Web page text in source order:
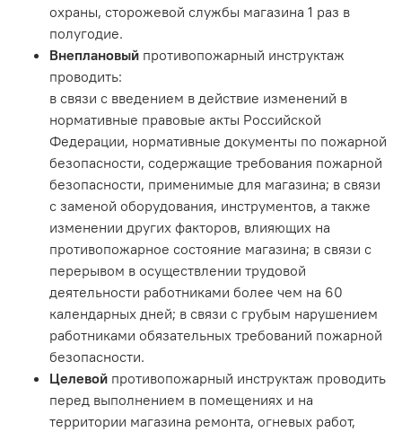
охраны, сторожевой службы магазина 1 раз в
полугодие.
Внеплановый противопожарный инструктаж
проводить:
в связи с введением в действие изменений в
нормативные правовые акты Российской
Федерации, нормативные документы по пожарной
безопасности, содержащие требования пожарной
безопасности, применимые для магазина; в связи
с заменой оборудования, инструментов, а также
изменении других факторов, влияющих на
противопожарное состояние магазина; в связи с
перерывом в осуществлении трудовой
деятельности работниками более чем на 60
календарных дней; в связи с грубым нарушением
работниками обязательных требований пожарной
безопасности.
Целевой противопожарный инструктаж проводить
перед выполнением в помещениях и на
территории магазина ремонта, огневых работ,